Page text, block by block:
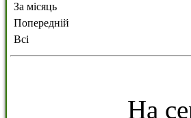
За місяць
Попередній
Всі
На